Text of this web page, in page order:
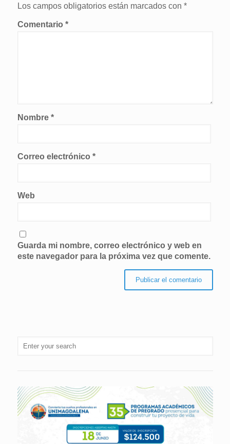
Los campos obligatorios están marcados con *
Comentario *
Nombre *
Correo electrónico *
Web
Guarda mi nombre, correo electrónico y web en
este navegador para la próxima vez que comente.